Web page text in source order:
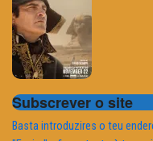
Subscrever o site
Basta introduzires o teu